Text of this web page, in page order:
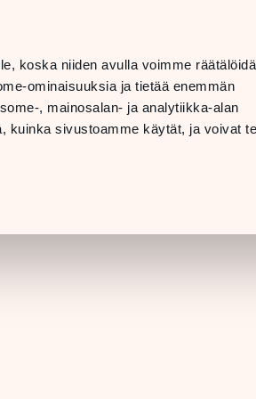
koska niiden avulla voimme
ominaisuuksia ja tietää enemmän
, mainosalan- ja analytiikka-alan
kuinka sivustoamme käytät, ja voivat
LIIKKEEN TIEDOT